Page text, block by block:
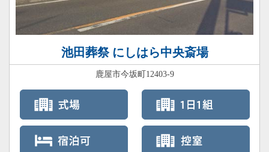
池田葬祭 にしはら中央斎場
鹿屋市今坂町12403-9